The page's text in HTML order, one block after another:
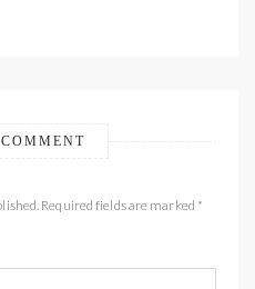
Required fields are marked *